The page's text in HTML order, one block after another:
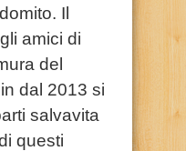
Il
amici di
del
dal 2013 si
salvavita
questi